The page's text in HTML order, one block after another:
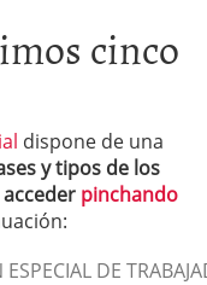
cinco
dispone de una
y tipos de los
pinchando
DE